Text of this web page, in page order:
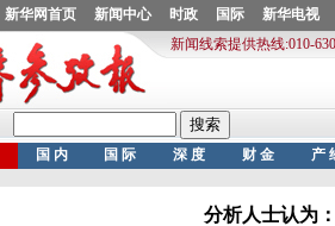
分析人士认为